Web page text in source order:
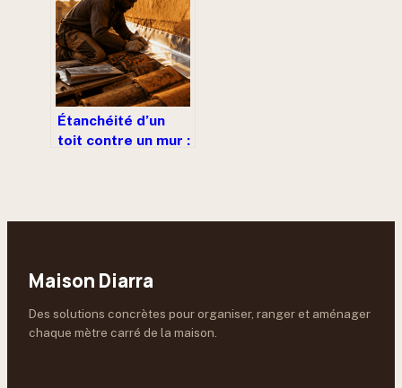
sain et durable
Étanchéité d’un
toit contre un mur :
Maison Diarra
Des solutions concrètes pour organiser, ranger et aménager
chaque mètre carré de la maison.